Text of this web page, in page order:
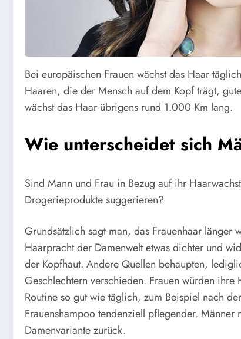
Bei europäischen Frauen wächst das Haar
Haaren, die der Mensch auf dem Kopf trägt,
wächst das Haar übrigens rund 1.000 Km lang.
Wie unterscheidet sich
Sind Mann und Frau in Bezug auf ihr
Drogerieprodukte suggerieren?
Grundsätzlich sagt man, das Frauenhaar
Haarpracht der Damenwelt etwas dichter und
der Kopfhaut. Andere Quellen behaupten,
Geschlechtern verschieden. Frauen würden
Routine so gut wie täglich, zum Beispiel nach
Frauenshampoo tendenziell pflegender.
Damenvariante zurück.